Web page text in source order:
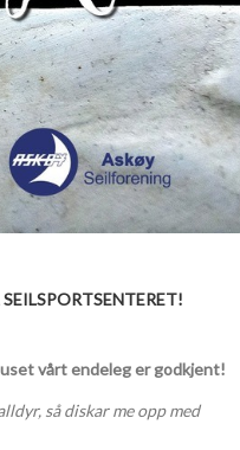
vårt endeleg er godkjent!
så diskar me opp med